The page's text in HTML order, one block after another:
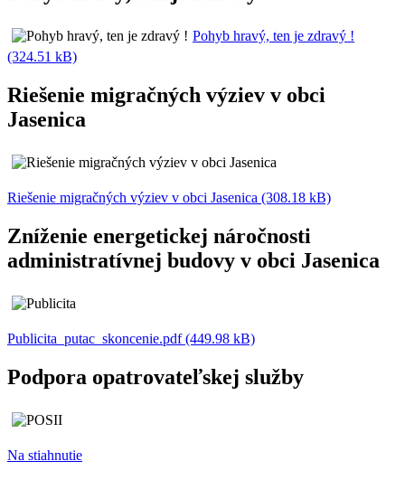
Pohyb hravý, ten je zdravý !
(324.51 kB)
Riešenie migračných výziev v obci
Jasenica
Riešenie migračných výziev v obci Jasenica (308.18 kB)
Zníženie energetickej náročnosti
administratívnej budovy v obci Jasenica
Publicita_putac_skoncenie.pdf (449.98 kB)
Podpora opatrovateľskej služby
Na stiahnutie